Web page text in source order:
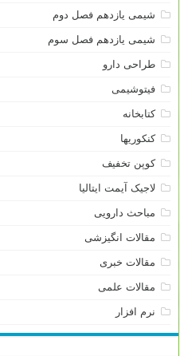
شیمی یازدهم فصل دوم
شیمی یازدهم فصل سوم
طراحی دارو
فیتوشیمی
کتابخانه
کنکوریها
کوپن تخفیف
لاجیک آیمت ایتالیا
مباحث دارویی
مقالات انگیزشی
مقالات خبری
مقالات علمی
نرم افزار